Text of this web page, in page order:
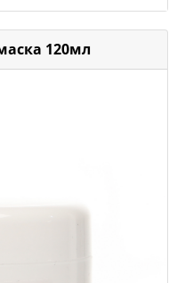
120мл